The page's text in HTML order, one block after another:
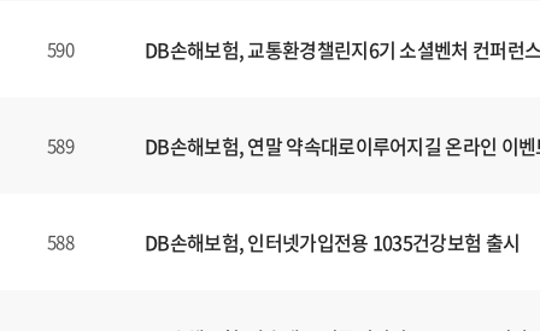
590 DB손해보험, 교통환경챌린지6기 소셜벤처 컨퍼런
589 DB손해보험, 연말 약속대로이루어지길 온라인 이
588 DB손해보험, 인터넷가입전용 1035건강보험 출시